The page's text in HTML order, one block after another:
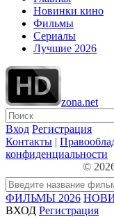
Новинки кино
Фильмы
Сериалы
Лучшие 2026
zona.net
Вход Регистрация
Контакты |
конфиденциальности
©
ФИЛЬМЫ 2026
ВХОД Регистрация